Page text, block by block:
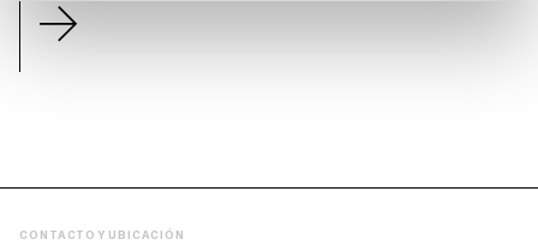
CONTACTO Y UBICACIÓN